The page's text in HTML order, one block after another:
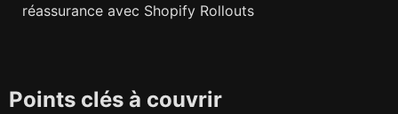
réassurance avec Shopify Rollouts
Points clés à couvrir